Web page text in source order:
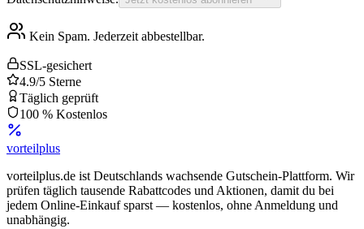
Kein Spam. Jederzeit abbestellbar.
SSL-gesichert
4.9/5 Sterne
Täglich geprüft
100 % Kostenlos
vorteilplus
vorteilplus.de ist Deutschlands wachsende Gutschein-Plattform. Wir
prüfen täglich tausende Rabattcodes und Aktionen, damit du bei
jedem Online-Einkauf sparst — kostenlos, ohne Anmeldung und
unabhängig.